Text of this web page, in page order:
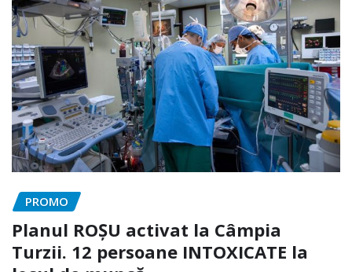
PROMO
Planul ROȘU activat la Câmpia
Turzii. 12 persoane INTOXICATE la